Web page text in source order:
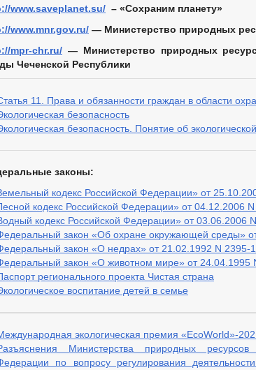
www.saveplanet.su/ – «Сохраним планету»
www.mnr.gov.ru/ — Министерство природных
mpr-chr.ru/ — Министерство природных
Чеченской Республики
11. Права и обязанности граждан в области
безопасность
безопасность. Понятие об
законы:
кодекс Российской Федерации» от
кодекс Российской Федерации» от 04.12.2006
кодекс Российской Федерации» от 03.06.2006
закон «Об охране окружающей среды»
закон «О недрах» от 21.02.1992 N 2395-1
закон «О животном мире» от 24.04.1995
регионального проекта Чистая страна
воспитание детей в семье
экологическая премия «EcoWorld»-
Министерства природных
по вопросу регулирования